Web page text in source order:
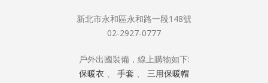
新北市永和區永和路一段148號
02-2927-0777
戶外出國裝備，線上購物如下:
保暖衣
手套 三用保暖帽